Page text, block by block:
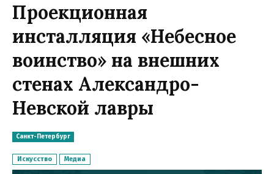
Проекционная
инсталляция «Небесное
воинство» на внешних
стенах Александро-
Невской лавры
Санкт-Петербург
Искусство Медиа